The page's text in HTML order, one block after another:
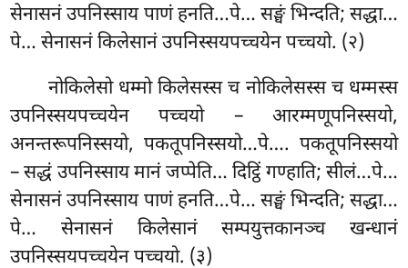
सेनासनं उपनिस्साय पाणं हनति…पे… सङ्घं भिन्दति; सद्धा…
पे… सेनासनं किलेसानं उपनिस्सयपच्चयेन पच्चयो. (२)
नोकिलेसो धम्मो किलेसस्स च नोकिलेसस्स च धम्मस्स
उपनिस्सयपच्चयेन पच्चयो – आरम्मणूपनिस्सयो,
अनन्तरूपनिस्सयो, पकतूपनिस्सयो…पे…. पकतूपनिस्सयो
– सद्धं उपनिस्साय मानं जप्पेति… दिट्ठिं गण्हाति; सीलं…पे…
सेनासनं उपनिस्साय पाणं हनति…पे… सङ्घं भिन्दति; सद्धा…
पे… सेनासनं किलेसानं सम्पयुत्तकानञ्च खन्धानं
उपनिस्सयपच्चयेन पच्चयो. (३)